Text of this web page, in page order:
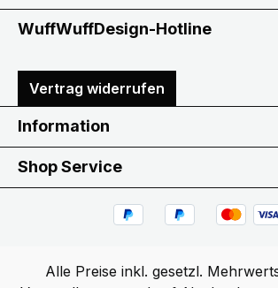
WuffWuffDesign-Hotline
Vertrag widerrufen
Information
Shop Service
Alle Preise inkl. gesetzl.